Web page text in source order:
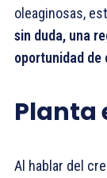
oleaginosas,
sin duda, una
oportunidad de
Planta
Al hablar del